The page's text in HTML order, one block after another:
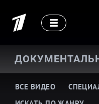
ВСЕ ВИДЕО